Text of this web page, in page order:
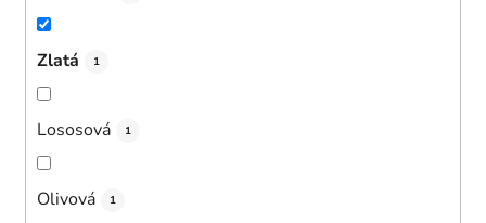
Zlatá 1
Lososová 1
Olivová 1